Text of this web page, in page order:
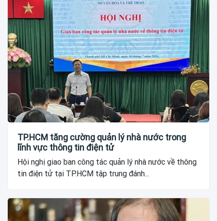
TP.HCM tăng cường quản lý nhà nước trong
lĩnh vực thông tin điện tử
Hội nghị giao ban công tác quản lý nhà nước về thông
tin điện tử tại TP.HCM tập trung đánh...